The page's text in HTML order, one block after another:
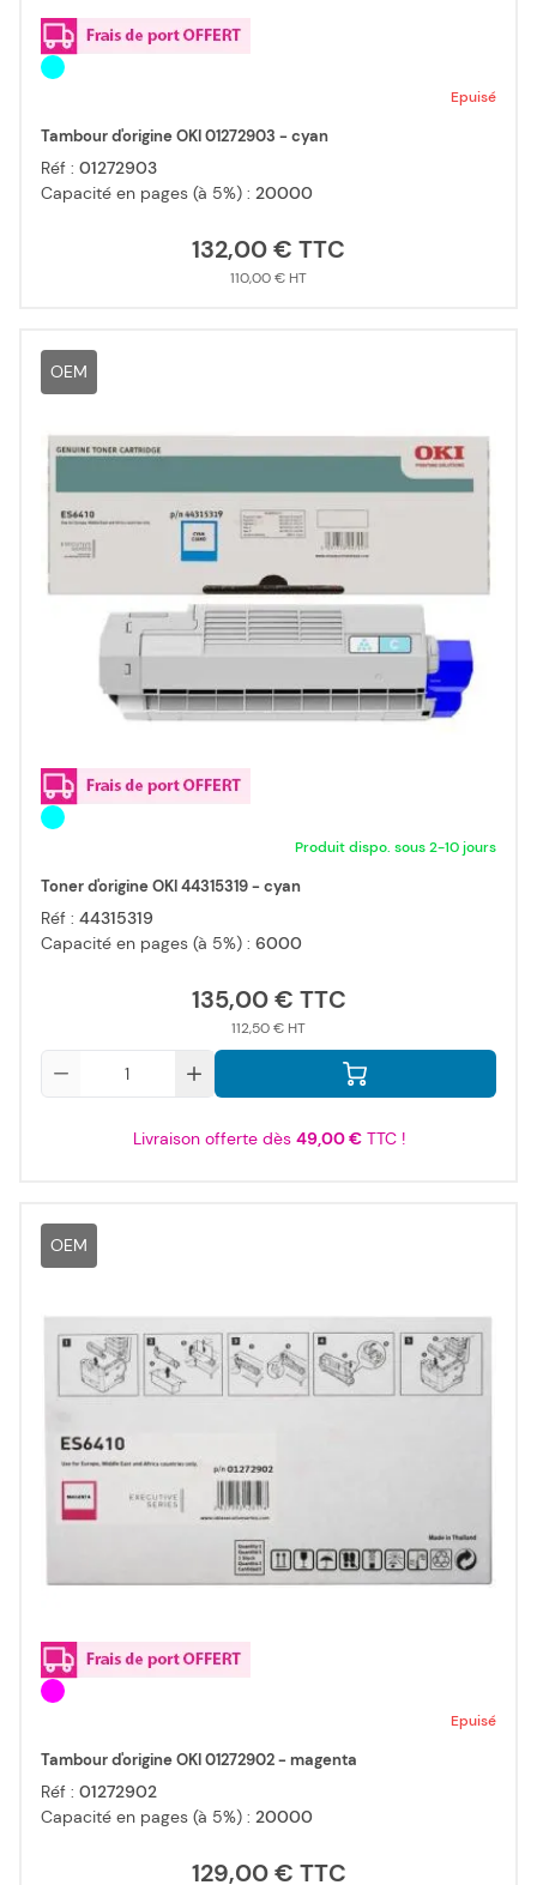
Epuisé
Tambour d'origine OKI 01272903 - cyan
Réf : 01272903
Capacité en pages (à 5%) : 20000
132,00 €
110,00 €
OEM
Produit dispo. sous 2-10 jours
Toner d'origine OKI 44315319 - cyan
Réf : 44315319
Capacité en pages (à 5%) : 6000
135,00 €
112,50 €
Livraison offerte dès 49,00 €TTC !
OEM
Epuisé
Tambour d'origine OKI 01272902 - magenta
Réf : 01272902
Capacité en pages (à 5%) : 20000
129,00 €